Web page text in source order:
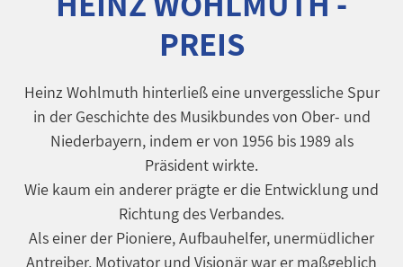
PREIS
Heinz Wohlmuth hinterließ eine unvergessliche Spur
in der Geschichte des Musikbundes von Ober- und
Niederbayern, indem er von 1956 bis 1989 als
Präsident wirkte.
Wie kaum ein anderer prägte er die Entwicklung und
Richtung des Verbandes.
Als einer der Pioniere, Aufbauhelfer, unermüdlicher
Antreiber, Motivator und Visionär war er maßgeblich